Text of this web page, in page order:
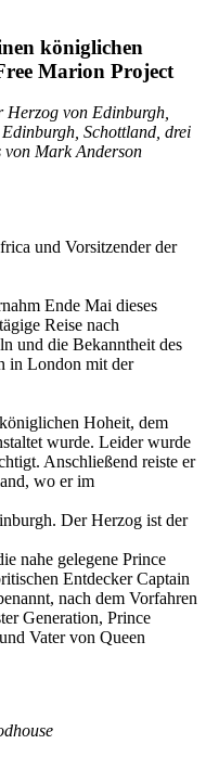
königlichen
Marion Project
Herzog von Edinburgh,
Schottland, drei
Mark Anderson
und Vorsitzender der
Ende Mai dieses
Reise nach
und die Bekanntheit des
in London mit der
Hoheit, dem
wurde. Leider wurde
Anschließend reiste er
wo er im
Der Herzog ist der
nahe gelegene Prince
Entdecker Captain
nach dem Vorfahren
Generation, Prince
Vater von Queen